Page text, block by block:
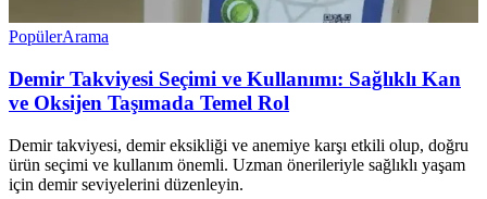
PopülerArama
Demir Takviyesi Seçimi ve Kullanımı: Sağlıklı Kan
ve Oksijen Taşımada Temel Rol
Demir takviyesi, demir eksikliği ve anemiye karşı etkili olup, doğru
ürün seçimi ve kullanım önemli. Uzman önerileriyle sağlıklı yaşam
için demir seviyelerini düzenleyin.